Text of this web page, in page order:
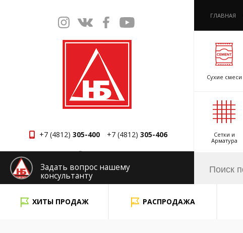
+7 (4812) 305-400 +7 (4812) 305-406
Смоленск
ГЛАВНАЯ
Сухие смеси
Сетки и
Арматура
Задать вопрос нашему
консультанту
ХИТЫ ПРОДАЖ
РАСПРОДАЖА